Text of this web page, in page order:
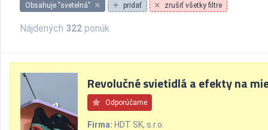
Obsahuje "svetelná" pridať zrušiť všetky filtre
Nájdených 322 ponúk
Revolučné svietidlá a efekty na
Odporúčame
Firma: HDT SK, s.r.o.